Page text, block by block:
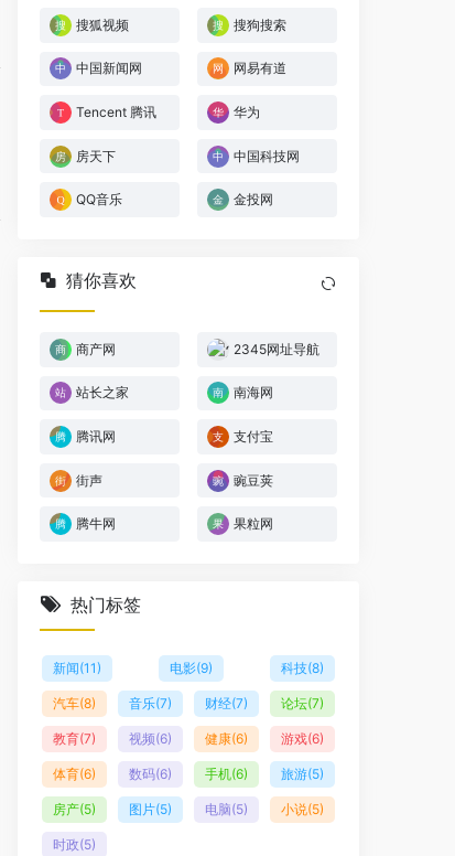
搜狐视频 搜狗搜索
中国新闻网 网易有道
Tencent 腾讯 华为
房天下 中国科技网
QQ音乐 金投网
猜你喜欢
商产网 2345网址导航
站长之家 南海网
腾讯网 支付宝
街声 豌豆荚
腾牛网 果粒网
热门标签
新闻(11) 电影(9) 科技(8)
汽车(8) 音乐(7) 财经(7) 论坛(7)
教育(7) 视频(6) 健康(6) 游戏(6)
体育(6) 数码(6) 手机(6) 旅游(5)
房产(5) 图片(5) 电脑(5) 小说(5)
时政(5)